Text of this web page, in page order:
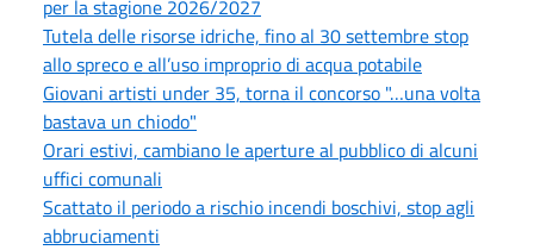
per la stagione 2026/2027
Tutela delle risorse idriche, fino al 30 settembre stop
allo spreco e all’uso improprio di acqua potabile
Giovani artisti under 35, torna il concorso "…una volta
bastava un chiodo"
Orari estivi, cambiano le aperture al pubblico di alcuni
uffici comunali
Scattato il periodo a rischio incendi boschivi, stop agli
abbruciamenti